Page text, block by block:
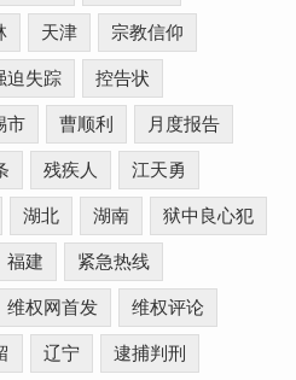
天津 宗教信仰
迫失踪 控告状
市 曹顺利 月度报告
残疾人 江天勇
湖北 湖南 狱中良心犯
福建 紧急热线
维权网首发 维权评论
辽宁 逮捕判刑